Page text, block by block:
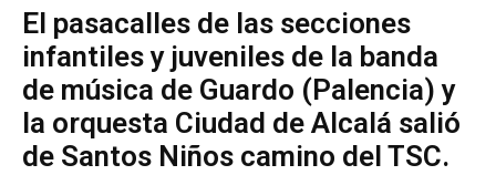
El pasacalles de las secciones
infantiles y juveniles de la banda
de música de Guardo (Palencia) y
la orquesta Ciudad de Alcalá salió
de Santos Niños camino del TSC.